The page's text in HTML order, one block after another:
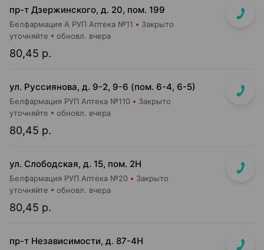
пр-т Дзержинского, д. 20, пом. 199
Белфармация А РУП Аптека №11 Закрыто
80,45 р.
уточняйте обновл. вчера
ул. Руссиянова, д. 9-2, 9-6 (пом. 6-4, 6-5)
Белфармация РУП Аптека №110 Закрыто
80,45 р.
уточняйте обновл. вчера
ул. Слободская, д. 15, пом. 2Н
Белфармация РУП Аптека №20 Закрыто
80,45 р.
уточняйте обновл. вчера
пр-т Независимости, д. 87-4Н